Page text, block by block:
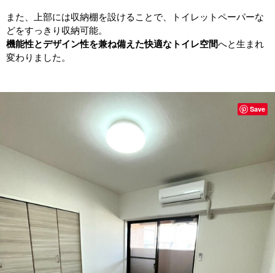
また、上部には収納棚を設けることで、トイレットペーパーな
どをすっきり収納可能。
機能性とデザイン性を兼ね備えた快適なトイレ空間へと生まれ
変わりました。
Save